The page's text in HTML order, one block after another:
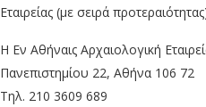
Εταιρείας (με σειρά
Η Εν Αθήναις Αρχαιολογική
Πανεπιστημίου 22, Αθήνα 106 72
Τηλ. 210 3609 689